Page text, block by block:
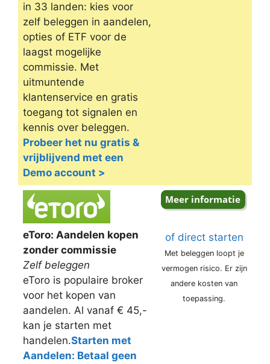
in 33 landen: kies voor
zelf beleggen in aandelen,
opties of ETF voor de
laagst mogelijke
commissie. Met
uitmuntende
klantenservice en gratis
toegang tot signalen en
kennis over beleggen.
Probeer het nu gratis &
vrijblijvend met een
Demo account >
eToro: Aandelen kopen
zonder commissie
Zelf beleggen
eToro is populaire broker
voor het kopen van
aandelen. Al vanaf € 45,-
kan je starten met
handelen.Starten met
Aandelen: Betaal geen
of direct starten
Met beleggen loopt je
vermogen risico. Er zijn
andere kosten van
toepassing.